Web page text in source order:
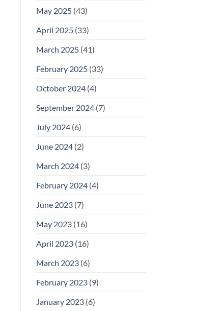
May 2025(43)
April 2025(33)
March 2025(41)
February 2025(33)
October 2024(4)
September 2024(7)
July 2024(6)
June 2024(2)
March 2024(3)
February 2024(4)
June 2023(7)
May 2023(16)
April 2023(16)
March 2023(6)
February 2023(9)
January 2023(6)